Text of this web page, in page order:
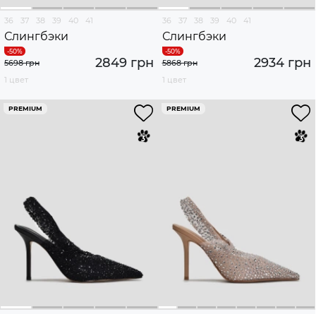
36 37 38 39 40 41
Слингбэки
2849 грн
5698 грн
1 цвет
36 37 38 39 40 41
Слингбэки
2934 грн
5868 грн
1 цвет
PREMIUM PREMIUM